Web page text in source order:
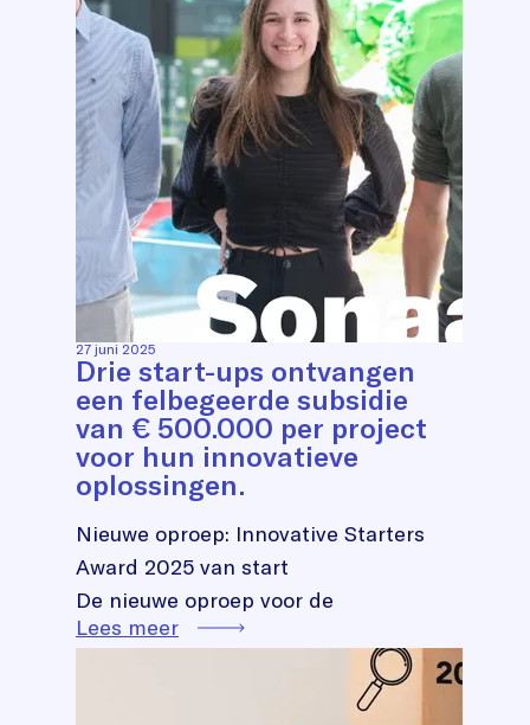
27 juni 2025
Drie start-ups ontvangen
een felbegeerde subsidie
van € 500.000 per project
voor hun innovatieve
oplossingen.
Nieuwe oproep: Innovative Starters
Award 2025 van start
De nieuwe oproep voor de
Lees meer